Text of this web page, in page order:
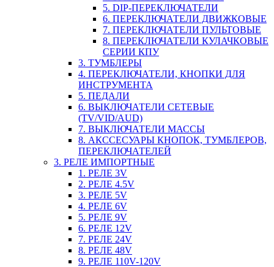
5. DIP-ПЕРЕКЛЮЧАТЕЛИ
6. ПЕРЕКЛЮЧАТЕЛИ ДВИЖКОВЫЕ
7. ПЕРЕКЛЮЧАТЕЛИ ПУЛЬТОВЫЕ
8. ПЕРЕКЛЮЧАТЕЛИ КУЛАЧКОВЫЕ
СЕРИИ КПУ
3. ТУМБЛЕРЫ
4. ПЕРЕКЛЮЧАТЕЛИ, КНОПКИ ДЛЯ
ИНСТРУМЕНТА
5. ПЕДАЛИ
6. ВЫКЛЮЧАТЕЛИ СЕТЕВЫЕ
(TV/VID/AUD)
7. ВЫКЛЮЧАТЕЛИ МАССЫ
8. АКССЕСУАРЫ КНОПОК, ТУМБЛЕРОВ,
ПЕРЕКЛЮЧАТЕЛЕЙ
3. РЕЛЕ ИМПОРТНЫЕ
1. РЕЛЕ 3V
2. РЕЛЕ 4.5V
3. РЕЛЕ 5V
4. РЕЛЕ 6V
5. РЕЛЕ 9V
6. РЕЛЕ 12V
7. РЕЛЕ 24V
8. РЕЛЕ 48V
9. РЕЛЕ 110V-120V